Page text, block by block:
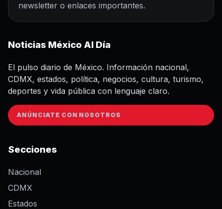
newsletter o enlaces importantes.
Noticias México Al Día
El pulso diario de México. Información nacional,
CDMX, estados, política, negocios, cultura, turismo,
deportes y vida pública con lenguaje claro.
ANÚNCIATE CON NOSOTROS
Secciones
Nacional
CDMX
Estados